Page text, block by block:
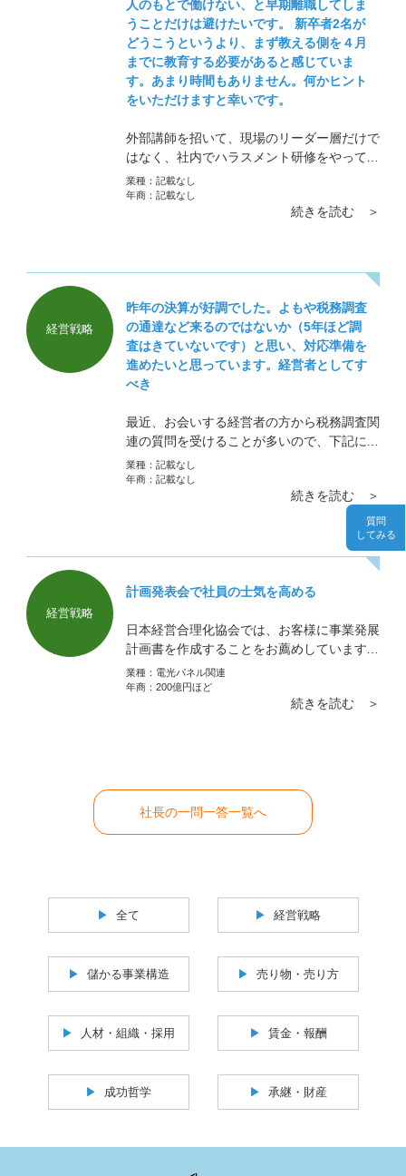
人のもとで働けない、と早期離職してしま
うことだけは避けたいです。 新卒者2名が
どうこうというより、まず教える側を４月
までに教育する必要があると感じていま
す。あまり時間もありません。何かヒント
をいただけますと幸いです。
外部講師を招いて、現場のリーダー層だけで
はなく、社内でハラスメント研修をやってみ
てはいかがでしょうか。ハラスメントに対し
ての考え方、ルールなど、ここ数年で大幅に
変わりました。「分かっているつもりになっ
業種： 記載なし
年商： 記載なし
続きを読む ＞
経営戦略
昨年の決算が好調でした。よもや税務調査
の通達など来るのではないか（5年ほど調
査はきていないです）と思い、対応準備を
進めたいと思っています。経営者としてす
べき
最近、お会いする経営者の方から税務調査関
連の質問を受けることが多いので、下記に再
掲いたします。税務調査ですが
業種： 記載なし
年商： 記載なし
続きを読む ＞
経営戦略
計画発表会で社員の士気を高める
日本経営合理化協会では、お客様に事業発展
計画書を作成することをお薦めしています。
会社の規模や業種・業態にかかわらずです。
士気を高める工夫というか、私が考えるポイ
業種： 電光パネル関連
年商： 200億円ほど
続きを読む ＞
社長の一問一答一覧へ
全て 経営戦略
儲かる事業構造 売り物・売り方
人材・組織・採用 賃金・報酬
成功哲学 承継・財産
質問
してみる